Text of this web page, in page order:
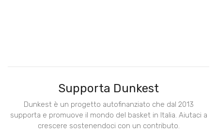
Supporta Dunkest
Dunkest è un progetto autofinanziato che dal 2013
supporta e promuove il mondo del basket in Italia. Aiutaci a
crescere sostenendoci con un contributo.